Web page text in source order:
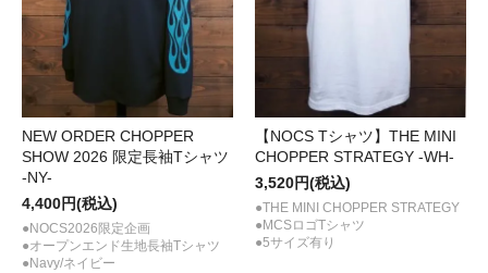
NEW ORDER CHOPPER
SHOW 2026 限定長袖Tシャツ
-NY-
4,400円(税込)
●NOCS2026限定企画
●オープンエンド生地長袖Tシャツ
●Navy/ネイビー
【NOCS Tシャツ】THE MINI
CHOPPER STRATEGY -WH-
3,520円(税込)
●THE MINI CHOPPER STRATEGY
●MCSロゴTシャツ
●5サイズ有り